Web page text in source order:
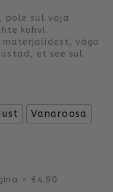
pole sul vaja
kohvi.
väga
et see sul
Vanaroosa
+ €4.90